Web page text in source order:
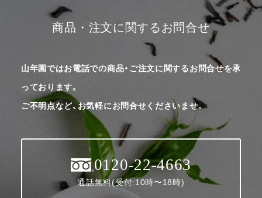
商品・注文に関するお問合せ
山年園ではお電話での商品・ご注文に関するお問合せを承
っております。
ご不明点など、お気軽にお問合せくださいませ。
0120-22-4663
通話無料(受付:10時〜18時)